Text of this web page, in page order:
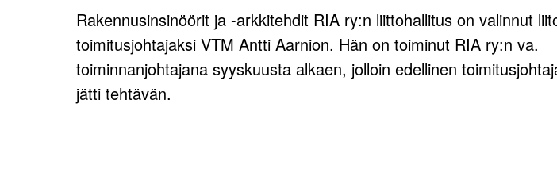
Rakennusinsinöörit ja -arkkitehdit RIA ry:n liittohallitus on valinnut
toimitusjohtajaksi VTM Antti Aarnion. Hän on toiminut RIA ry:n va.
toiminnanjohtajana syyskuusta alkaen, jolloin edellinen
jätti tehtävän.